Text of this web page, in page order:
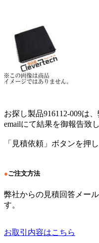
お探し製品916112-009は
emailにて結果を御報告致し
「見積依頼」ボタンを押
●ご注文方法
弊社からの見積回答メー
す。
お取引内容はこちら